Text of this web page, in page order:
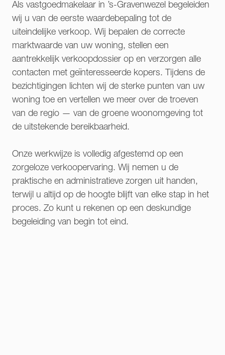
Als vastgoedmakelaar in ’s-Gravenwezel begeleiden
wij u van de eerste waardebepaling tot de
uiteindelijke verkoop. Wij bepalen de correcte
marktwaarde van uw woning, stellen een
aantrekkelijk verkoopdossier op en verzorgen alle
contacten met geïnteresseerde kopers. Tijdens de
bezichtigingen lichten wij de sterke punten van uw
woning toe en vertellen we meer over de troeven
van de regio — van de groene woonomgeving tot
de uitstekende bereikbaarheid.
Onze werkwijze is volledig afgestemd op een
zorgeloze verkoopervaring. Wij nemen u de
praktische en administratieve zorgen uit handen,
terwijl u altijd op de hoogte blijft van elke stap in het
proces. Zo kunt u rekenen op een deskundige
begeleiding van begin tot eind.